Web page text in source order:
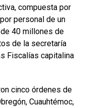
compuesta por
personal de un
40 millones de
de la secretaría
Fiscalías capitalina
cinco órdenes de
Cuauhtémoc,